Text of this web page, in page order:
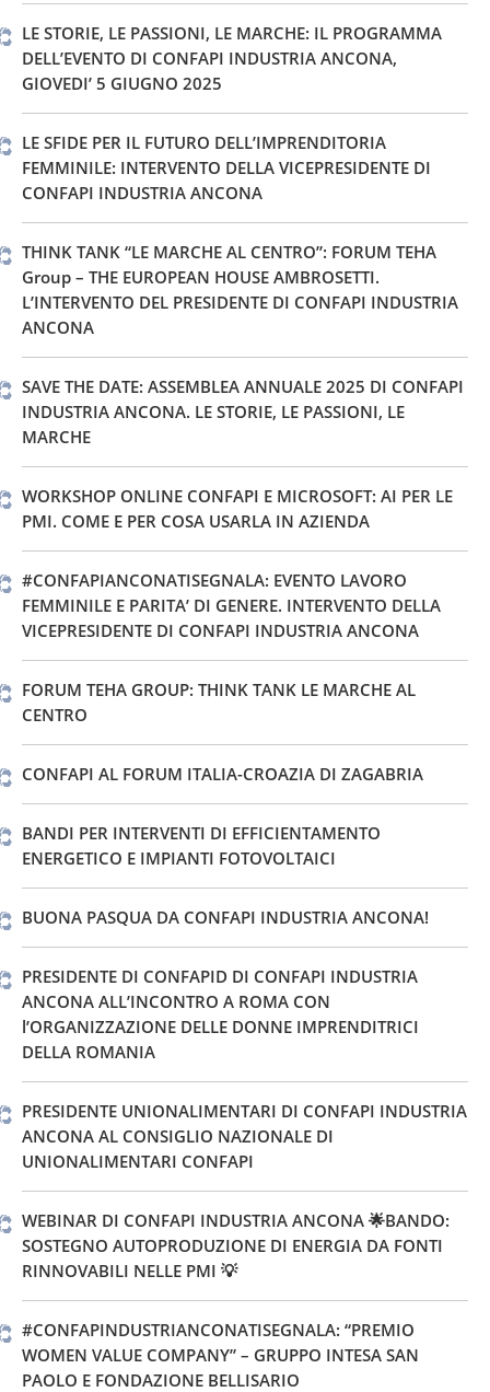
LE STORIE, LE PASSIONI, LE MARCHE: IL PROGRAMMA
DELL’EVENTO DI CONFAPI INDUSTRIA ANCONA,
GIOVEDI’ 5 GIUGNO 2025
LE SFIDE PER IL FUTURO DELL’IMPRENDITORIA
FEMMINILE: INTERVENTO DELLA VICEPRESIDENTE DI
CONFAPI INDUSTRIA ANCONA
THINK TANK “LE MARCHE AL CENTRO”: FORUM TEHA
Group – THE EUROPEAN HOUSE AMBROSETTI.
L’INTERVENTO DEL PRESIDENTE DI CONFAPI INDUSTRIA
ANCONA
SAVE THE DATE: ASSEMBLEA ANNUALE 2025 DI CONFAPI
INDUSTRIA ANCONA. LE STORIE, LE PASSIONI, LE
MARCHE
WORKSHOP ONLINE CONFAPI E MICROSOFT: AI PER LE
PMI. COME E PER COSA USARLA IN AZIENDA
#CONFAPIANCONATISEGNALA: EVENTO LAVORO
FEMMINILE E PARITA’ DI GENERE. INTERVENTO DELLA
VICEPRESIDENTE DI CONFAPI INDUSTRIA ANCONA
FORUM TEHA GROUP: THINK TANK LE MARCHE AL
CENTRO
CONFAPI AL FORUM ITALIA-CROAZIA DI ZAGABRIA
BANDI PER INTERVENTI DI EFFICIENTAMENTO
ENERGETICO E IMPIANTI FOTOVOLTAICI
BUONA PASQUA DA CONFAPI INDUSTRIA ANCONA!
PRESIDENTE DI CONFAPID DI CONFAPI INDUSTRIA
ANCONA ALL’INCONTRO A ROMA CON
l’ORGANIZZAZIONE DELLE DONNE IMPRENDITRICI
DELLA ROMANIA
PRESIDENTE UNIONALIMENTARI DI CONFAPI INDUSTRIA
ANCONA AL CONSIGLIO NAZIONALE DI
UNIONALIMENTARI CONFAPI
WEBINAR DI CONFAPI INDUSTRIA ANCONA 🌟BANDO:
SOSTEGNO AUTOPRODUZIONE DI ENERGIA DA FONTI
RINNOVABILI NELLE PMI 💡
#CONFAPINDUSTRIANCONATISEGNALA: “PREMIO
WOMEN VALUE COMPANY” – GRUPPO INTESA SAN
PAOLO E FONDAZIONE BELLISARIO